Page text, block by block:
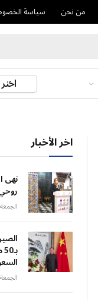
من نحن سياسة
اخر الأخبار
نهى
الجمعة 07 أغسطس 2:20 ص
الجمعة 07 أغسطس 1:50 ص